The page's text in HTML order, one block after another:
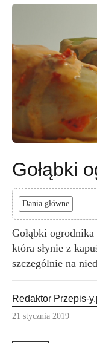
Gołąbki
Dania główne
Gołąbki
która słynie z
szczególnie na
Redaktor Przepis-
21 stycznia 2019